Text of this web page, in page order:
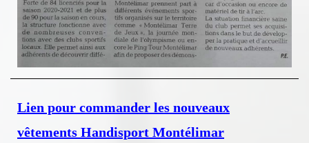
Lien pour commander les nouveaux
vêtements Handisport Montélimar